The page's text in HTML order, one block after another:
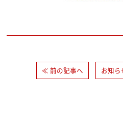
≪ 前の記事へ お知ら